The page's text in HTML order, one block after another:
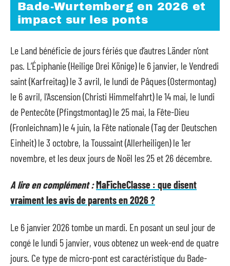
Bade-Wurtemberg en 2026 et
impact sur les ponts
Le Land bénéficie de jours fériés que d’autres Länder n’ont
pas. L’Épiphanie (Heilige Drei Könige) le 6 janvier, le Vendredi
saint (Karfreitag) le 3 avril, le lundi de Pâques (Ostermontag)
le 6 avril, l’Ascension (Christi Himmelfahrt) le 14 mai, le lundi
de Pentecôte (Pfingstmontag) le 25 mai, la Fête-Dieu
(Fronleichnam) le 4 juin, la Fête nationale (Tag der Deutschen
Einheit) le 3 octobre, la Toussaint (Allerheiligen) le 1er
novembre, et les deux jours de Noël les 25 et 26 décembre.
A lire en complément :MaFicheClasse : que disent
vraiment les avis de parents en 2026 ?
Le 6 janvier 2026 tombe un mardi. En posant un seul jour de
congé le lundi 5 janvier, vous obtenez un week-end de quatre
jours. Ce type de micro-pont est caractéristique du Bade-